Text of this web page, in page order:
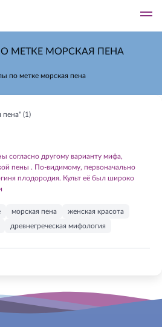
МЕТКЕ МОРСКАЯ ПЕНА
по метке морская пена
пена" (1)
согласно другому варианту мифа,
пены . По-видимому, первоначально
плодородия. Культ её был широко
морская пена
женская красота
древнегреческая мифология